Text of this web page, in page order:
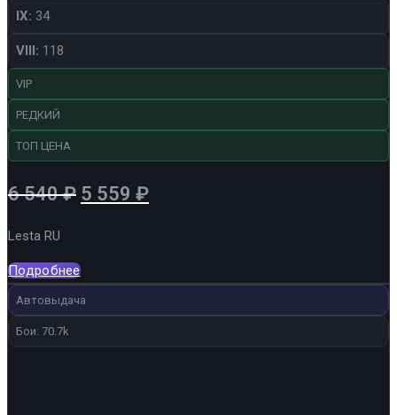
IX: 34
VIII: 118
VIP
РЕДКИЙ
ТОП ЦЕНА
6 540₽ Первоначальная
6
540 ₽.
5 559 ₽Текущая
Lesta RU
Подробнее
Автовыдача
Бои: 70.7k